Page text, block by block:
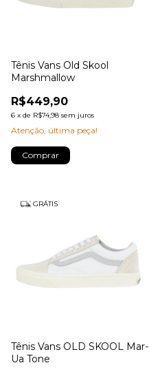
Tênis Vans Old Skool
Marshmallow
R$449,90
6 x de R$74,98 sem juros
Atenção, última peça!
Comprar
GRÁTIS
Tênis Vans OLD SKOOL Mar-
Ua Tone